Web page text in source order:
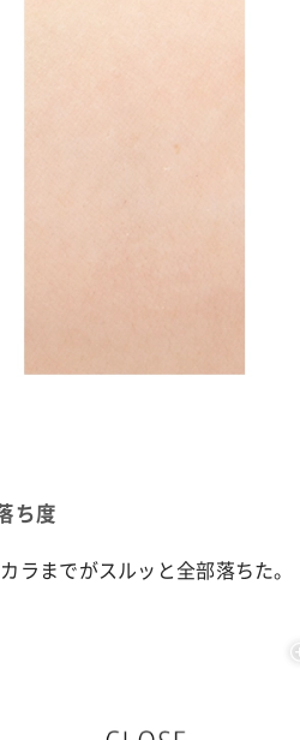
ち度
ラまでがスルッと全部落ちた。